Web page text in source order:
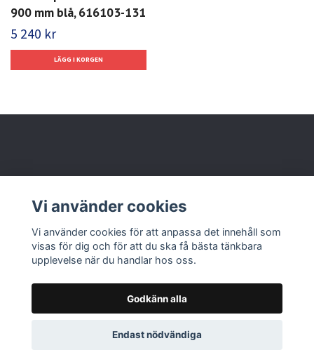
900 mm blå, 616103-131
5 240 kr
Läs mer
© 2026 Nolbox AB
Vi använder cookies
Vi använder cookies för att anpassa det innehåll som
visas för dig och för att du ska få bästa tänkbara
upplevelse när du handlar hos oss.
Godkänn alla
Endast nödvändiga